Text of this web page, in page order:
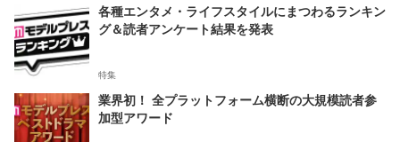
各種エンタメ・ライフスタイルにまつわるランキン
グ＆読者アンケート結果を発表
特集
業界初！ 全プラットフォーム横断の大規模読者参
加型アワード